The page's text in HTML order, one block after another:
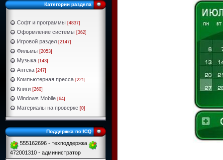
Категории раздела
Софт и программы [4837]
Оформление системы [362]
Игровой раздел [2147]
Фильмы [2053]
Музыка [143]
Аптека [247]
Компьютерная пресса [221]
Книги [260]
Windows Mobile [64]
Материалы на проверке [0]
Поддержка по ICQ
555162696 - техподдержка
472001310 - администратор